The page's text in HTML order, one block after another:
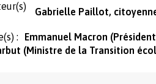
Gabrielle Paillot,
:
Emmanuel Macron
(Ministre de la Transition